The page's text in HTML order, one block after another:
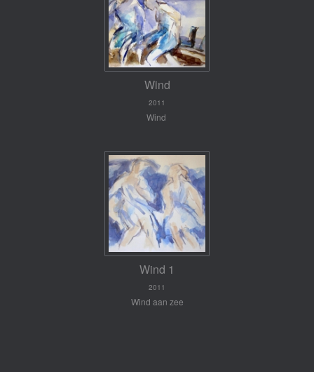
Wind
2011
Wind
Wind 1
2011
Wind aan zee